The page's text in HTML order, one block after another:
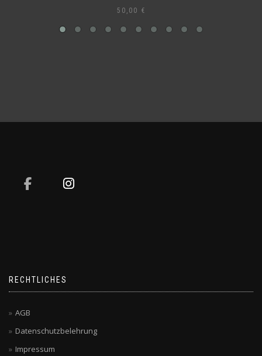
50,00 €
RECHTLICHES
AGB
Datenschutzbelehrung
Impressum